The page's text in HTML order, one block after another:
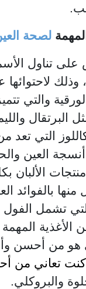
لصحة
تناول
، وذلك
والتي
البرتقال
التي تعد
العين
منتجات الألبان
بالفوائد
تشمل
الأغذية
هو من أحسن
كنت تعاني من
والبروكلي.